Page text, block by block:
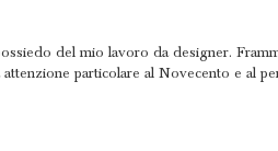
del mio lavoro da designer.
particolare al Novecento e al